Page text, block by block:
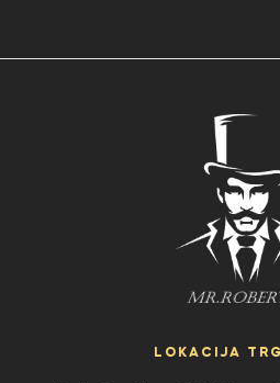
LOKACIJA